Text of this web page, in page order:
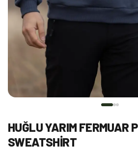
HUĞLU YARIM FERMUAR
SWEATSHIRT